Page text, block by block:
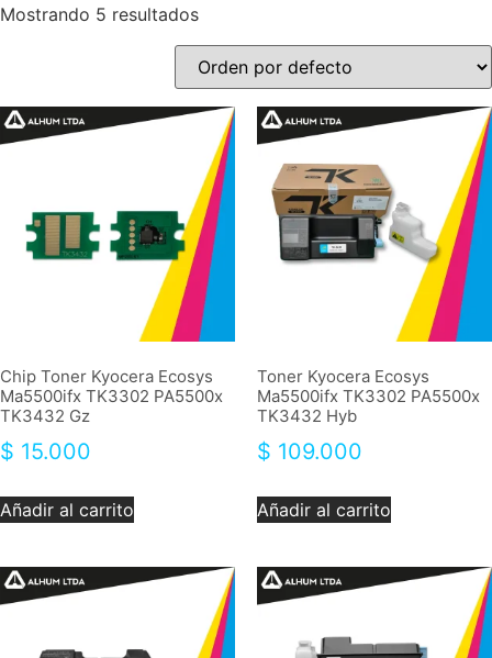
Mostrando 5 resultados
Chip Toner Kyocera Ecosys
Ma5500ifx TK3302 PA5500x
TK3432 Gz
$ 15.000
Añadir al carrito
Toner Kyocera Ecosys
Ma5500ifx TK3302 PA5500x
TK3432 Hyb
$ 109.000
Añadir al carrito